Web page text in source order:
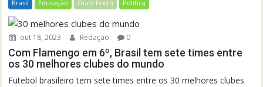
Brasil Educação Ouro Preto Política
out 18, 2023 Redação 0
Com Flamengo em 6º, Brasil tem sete times entre
os 30 melhores clubes do mundo
Futebol brasileiro tem sete times entre os 30 melhores clubes